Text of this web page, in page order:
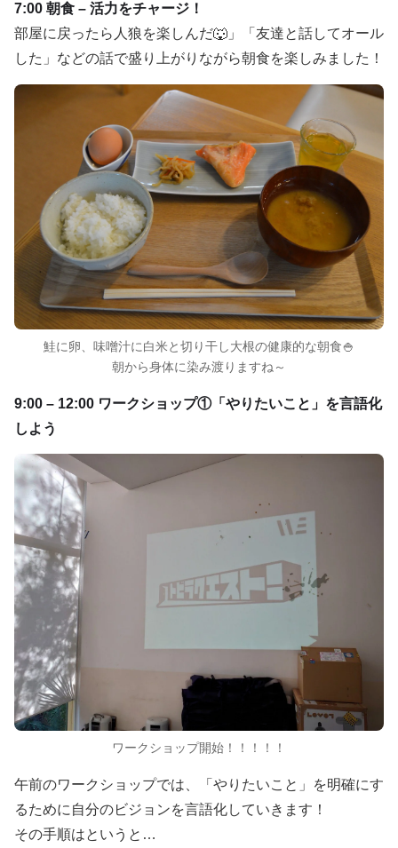
7:00 朝食 – 活力をチャージ！
部屋に戻ったら人狼を楽しんだ🐺」「友達と話してオール
した」などの話で盛り上がりながら朝食を楽しみました！
鮭に卵、味噌汁に白米と切り干し大根の健康的な朝食🍚
朝から身体に染み渡りますね～
9:00 – 12:00 ワークショップ①「やりたいこと」を言語化
しよう
ワークショップ開始！！！！！
午前のワークショップでは、「やりたいこと」を明確にす
るために自分のビジョンを言語化していきます！
その手順はというと…